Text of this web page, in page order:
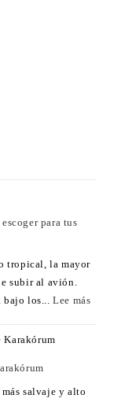
para tus
tropical, la mayor
subir al avión.
bajo los...Lee más
salvaje y alto